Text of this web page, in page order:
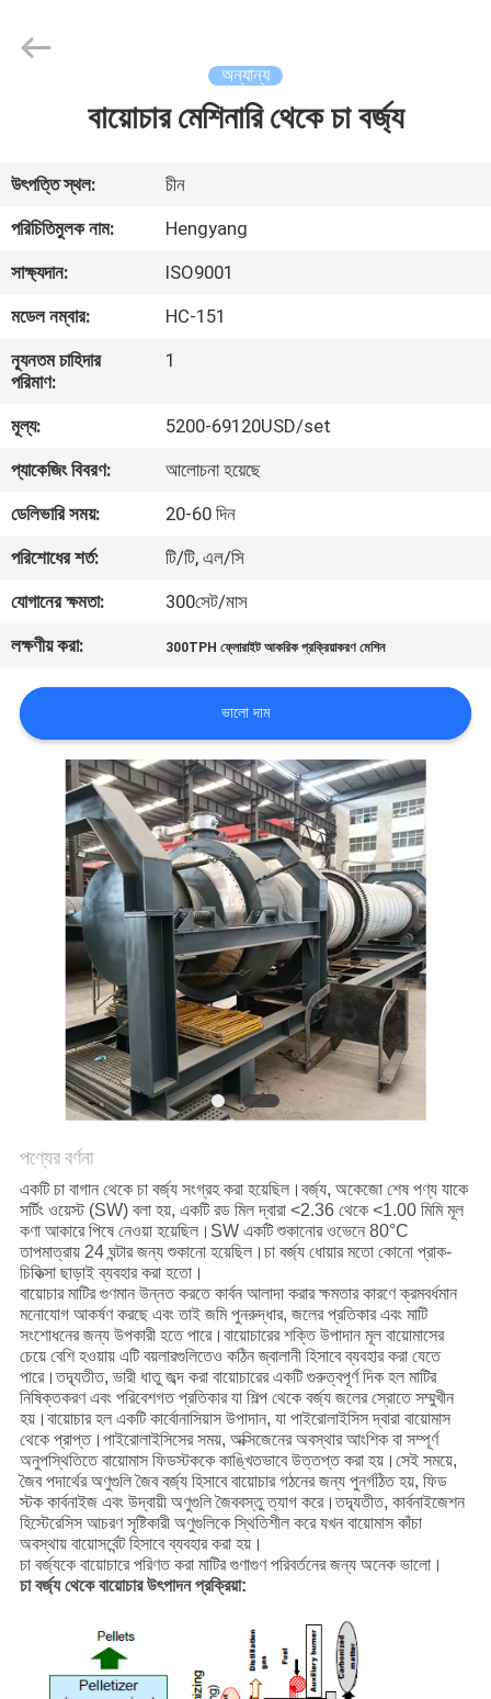
পণ্য
আমাদের
কারখানা
মান
নিয়ন্ত্রণ
যোগাযোগ
করুন
খবর
গোপনীয়তা
Industrial
অন্যান্য
বায়োচার মেশিনারি থেকে চা বর্জ্য
উৎপত্তি স্থল:
চীন
পরিচিতিমুলক নাম:
Hengyang
সাক্ষ্যদান:
ISO9001
মডেল নম্বার:
HC-151
ন্যূনতম চাহিদার
পরিমাণ:
1
মূল্য:
5200-69120USD/set
প্যাকেজিং বিবরণ:
আলোচনা হয়েছে
ডেলিভারি সময়:
20-60 দিন
পরিশোধের শর্ত:
টি/টি, এল/সি
যোগানের ক্ষমতা:
300সেট/মাস
লক্ষণীয় করা:
300TPH ফ্লোরাইট আকরিক প্রক্রিয়াকরণ মেশিন
ভালো দাম
পণ্যের বর্ণনা
একটি চা বাগান থেকে চা বর্জ্য সংগ্রহ করা হয়েছিল।বর্জ্য, অকেজো শেষ পণ্য যাকে
সর্টিং ওয়েস্ট (SW) বলা হয়, একটি রড মিল দ্বারা <2.36 থেকে <1.00 মিমি মূল
কণা আকারে পিষে নেওয়া হয়েছিল।SW একটি শুকানোর ওভেনে 80°C
তাপমাত্রায় 24 ঘন্টার জন্য শুকানো হয়েছিল।চা বর্জ্য ধোয়ার মতো কোনো প্রাক-
চিকিত্সা ছাড়াই ব্যবহার করা হতো।
বায়োচার মাটির গুণমান উন্নত করতে কার্বন আলাদা করার ক্ষমতার কারণে ক্রমবর্ধমান
মনোযোগ আকর্ষণ করছে এবং তাই জমি পুনরুদ্ধার, জলের প্রতিকার এবং মাটি
সংশোধনের জন্য উপকারী হতে পারে।বায়োচারের শক্তি উপাদান মূল বায়োমাসের
চেয়ে বেশি হওয়ায় এটি বয়লারগুলিতেও কঠিন জ্বালানী হিসাবে ব্যবহার করা যেতে
পারে।তদ্ব্যতীত, ভারী ধাতু জব্দ করা বায়োচারের একটি গুরুত্বপূর্ণ দিক হল মাটির
নিষিক্তকরণ এবং পরিবেশগত প্রতিকার যা শিল্প থেকে বর্জ্য জলের স্রোতে সম্মুখীন
হয়।বায়োচার হল একটি কার্বোনাসিয়াস উপাদান, যা পাইরোলাইসিস দ্বারা বায়োমাস
থেকে প্রাপ্ত।পাইরোলাইসিসের সময়, অক্সিজেনের অবস্থার আংশিক বা সম্পূর্ণ
অনুপস্থিতিতে বায়োমাস ফিডস্টককে কাঙ্খিতভাবে উত্তপ্ত করা হয়।সেই সময়ে,
জৈব পদার্থের অণুগুলি জৈব বর্জ্য হিসাবে বায়োচার গঠনের জন্য পুনর্গঠিত হয়, ফিড
স্টক কার্বনাইজ এবং উদ্বায়ী অণুগুলি জৈববস্তু ত্যাগ করে।তদ্ব্যতীত, কার্বনাইজেশন
হিস্টেরেসিস আচরণ সৃষ্টিকারী অণুগুলিকে স্থিতিশীল করে যখন বায়োমাস কাঁচা
অবস্থায় বায়োসর্বেন্ট হিসাবে ব্যবহার করা হয়।
চা বর্জ্যকে বায়োচারে পরিণত করা মাটির গুণাগুণ পরিবর্তনের জন্য অনেক ভালো।
চা বর্জ্য থেকে বায়োচার উৎপাদন প্রক্রিয়া: